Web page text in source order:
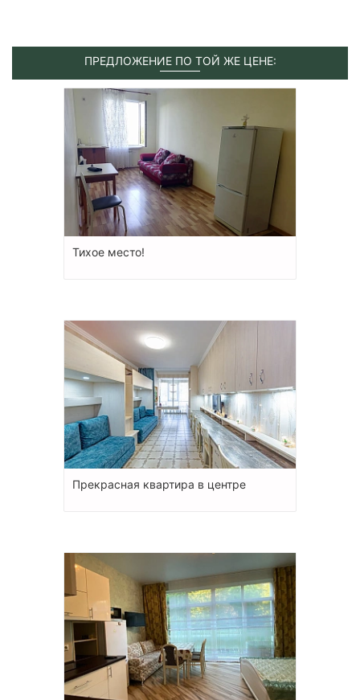
ПРЕДЛОЖЕНИЕ ПО ТОЙ ЖЕ ЦЕНЕ:
Тихое место!
Прекрасная квартира в центре